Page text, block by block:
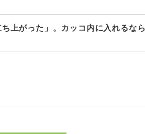
上がった」。カッコ内に入れるな